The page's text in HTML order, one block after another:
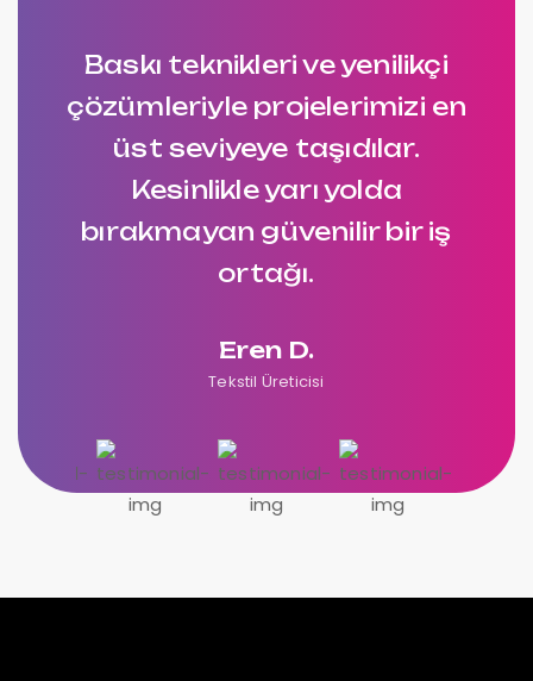
Baskı teknikleri ve yenilikçi
çözümleriyle projelerimizi en
üst seviyeye taşıdılar.
Kesinlikle yarı yolda
bırakmayan güvenilir bir iş
ortağı.
Eren D.
Tekstil Üreticisi